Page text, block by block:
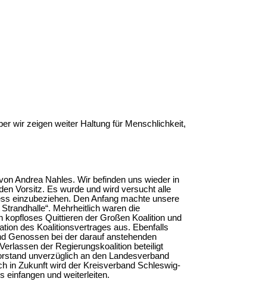
wir zeigen weiter Haltung für Menschlichkeit,
Andrea Nahles. Wir befinden uns wieder in
Vorsitz. Es wurde und wird versucht alle
einzubeziehen. Den Anfang machte unsere
Mehrheitlich waren die
Quittieren der Großen Koalition und
des Koalitionsvertrages aus. Ebenfalls
Genossen bei der darauf anstehenden
der Regierungskoalition beteiligt
unverzüglich an den Landesverband
in Zukunft wird der Kreisverband Schleswig-
einfangen und weiterleiten.